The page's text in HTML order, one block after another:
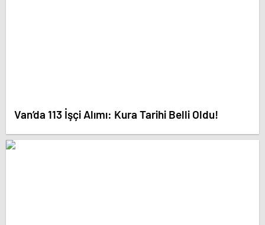
Van’da 113 İşçi Alımı: Kura Tarihi Belli Oldu!